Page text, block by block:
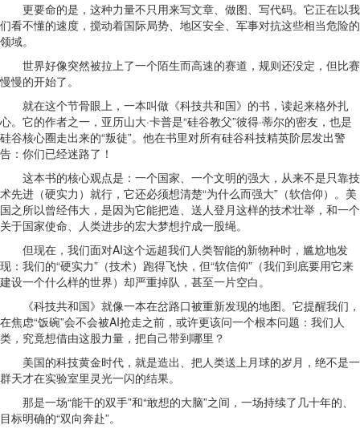
更要命的是，这种力量不只用来写文章、做图、写代码。它正在以我
们看不懂的速度，搅动着国际局势、地区安全、军事对抗这些相当危险的
领域。
世界好像突然被拉上了一个陌生而高速的赛道，规则还没定，但比赛
慢慢的开始了。
就在这个节骨眼上，一本叫做《科技共和国》的书，读起来格外扎
心。它的作者之一，亚历山大·卡普是“硅谷教父”彼得·蒂尔的密友，也是
硅谷核心圈走出来的“叛徒”。他在书里对所有硅谷科技精英阶层发出警
告：你们已经迷路了！
这本书的核心观点是：一个国家、一个文明的强大，从来不是只靠技
术先进（硬实力）就行，它还必须想清楚“为什么而强大”（软信仰）。美
国之所以曾经伟大，是因为它能把造、送人登月这样的技术壮举，和一个
关于国家使命、人类进步的宏大梦想拧成一股绳。
但现在，我们面对AI这个远超我们人类智能的新物种时，尴尬地发
现：我们的“硬实力”（技术）跑得飞快，但“软信仰”（我们到底要用它来
建设一个什么样的世界）却严重掉队，甚至一片空白。
《科技共和国》就像一本在岔路口被重新发现的地图。它提醒我们，
在焦虑“饭碗”会不会被AI抢走之前，或许更该问一个根本问题：我们人
类，究竟想借由这股力量，把自己带到哪里？
美国的科技黄金时代，就是造出、把人类送上月球的岁月，绝不是一
群天才在实验室里灵光一闪的结果。
那是一场“能干的双手”和“敢想的大脑”之间，一场持续了几十年的、
目标明确的“双向奔赴”。